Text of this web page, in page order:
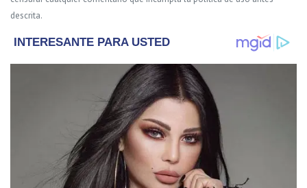
descrita.